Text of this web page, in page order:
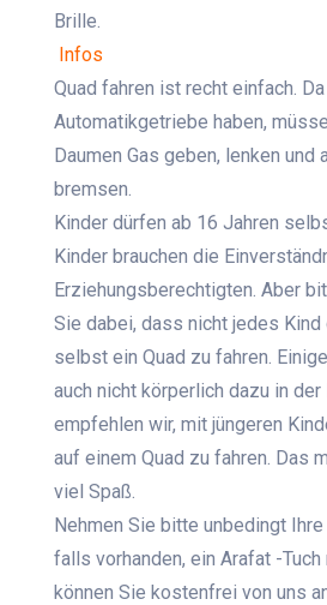
Brille.
Infos
Quad fahren ist recht einfach.
Automatikgetriebe haben,
Daumen Gas geben, lenken und
bremsen.
Kinder dürfen ab 16 Jahren
Kinder brauchen die
Erziehungsberechtigten. Aber
Sie dabei, dass nicht jedes Kind
selbst ein Quad zu fahren.
auch nicht körperlich dazu in der
empfehlen wir, mit jüngeren
auf einem Quad zu fahren. Das
viel Spaß.
Nehmen Sie bitte unbedingt
falls vorhanden, ein Arafat -Tuch
können Sie kostenfrei von uns